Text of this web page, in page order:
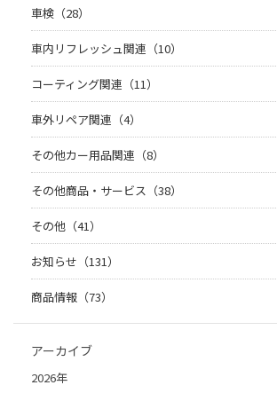
車検（28）
車内リフレッシュ関連（10）
コーティング関連（11）
車外リペア関連（4）
その他カー用品関連（8）
その他商品・サービス（38）
その他（41）
お知らせ（131）
商品情報（73）
アーカイブ
2026年